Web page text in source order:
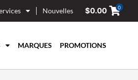
Nouvelles $0.00 0
MARQUES PROMOTIONS